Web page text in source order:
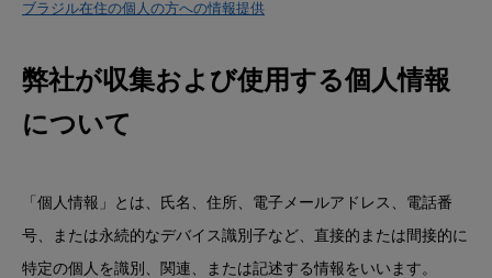
ブラジル在住の個人の方への情報提供
弊社が収集および使用する個人情報
について
「個人情報」とは、氏名、住所、電子メールアドレス、電話番
号、または永続的なデバイス識別子など、直接的または間接的に
特定の個人を識別、関連、または記述する情報をいいます。